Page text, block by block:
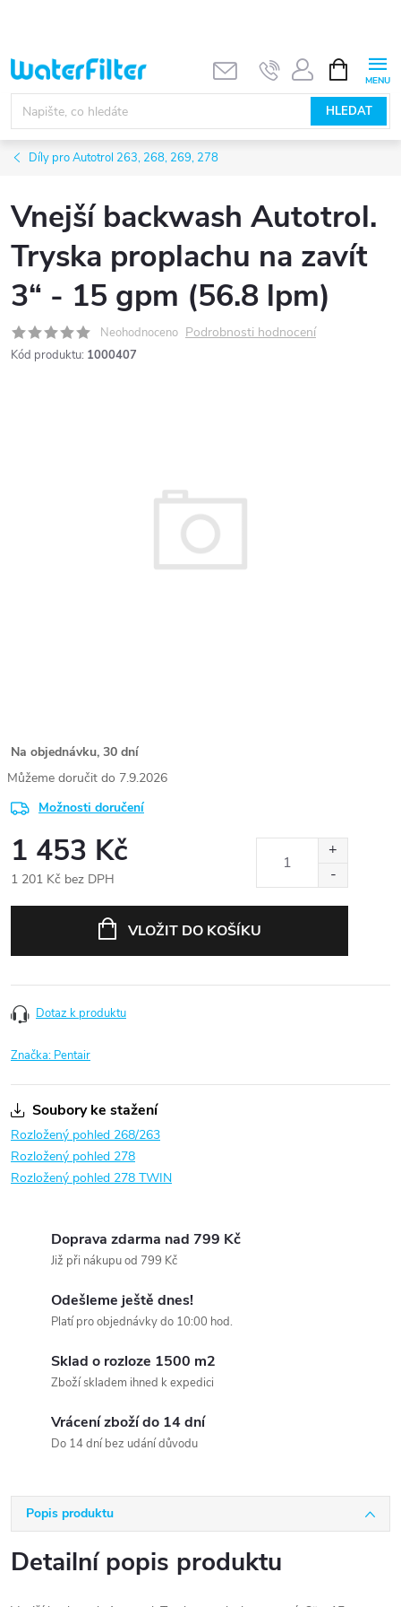
obsah
HLEDAT
NÁKUPNÍ
KOŠÍK
Díly pro Autotrol 263, 268, 269, 278
Vnejší backwash Autotrol.
Tryska proplachu na zavít
3“ - 15 gpm (56.8 lpm)
Neohodnoceno Podrobnosti hodnocení
Kód produktu: 1000407
Na objednávku, 30 dní
7.9.2026
Možnosti doručení
1 453 Kč
1 201 Kč bez DPH
VLOŽIT DO KOŠÍKU
Dotaz k produktu
Značka: Pentair
Soubory ke stažení
Rozložený pohled 268/263
Rozložený pohled 278
Rozložený pohled 278 TWIN
Doprava zdarma nad 799 Kč
Již při nákupu od 799 Kč
Odešleme ještě dnes!
Platí pro objednávky do 10:00 hod.
Sklad o rozloze 1500 m2
Zboží skladem ihned k expedici
Vrácení zboží do 14 dní
Do 14 dní bez udání důvodu
Popis produktu
Detailní popis produktu